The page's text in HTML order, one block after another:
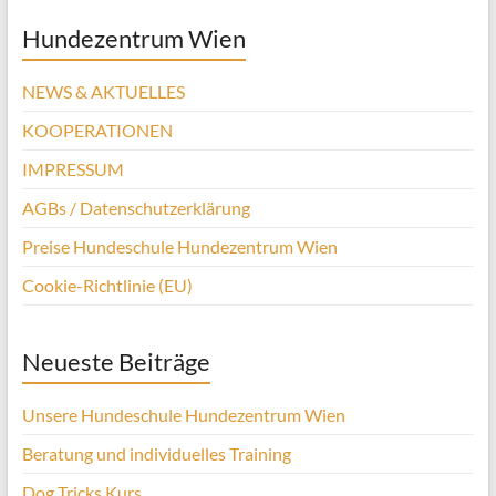
Hundezentrum Wien
NEWS & AKTUELLES
KOOPERATIONEN
IMPRESSUM
AGBs / Datenschutzerklärung
Preise Hundeschule Hundezentrum Wien
Cookie-Richtlinie (EU)
Neueste Beiträge
Unsere Hundeschule Hundezentrum Wien
Beratung und individuelles Training